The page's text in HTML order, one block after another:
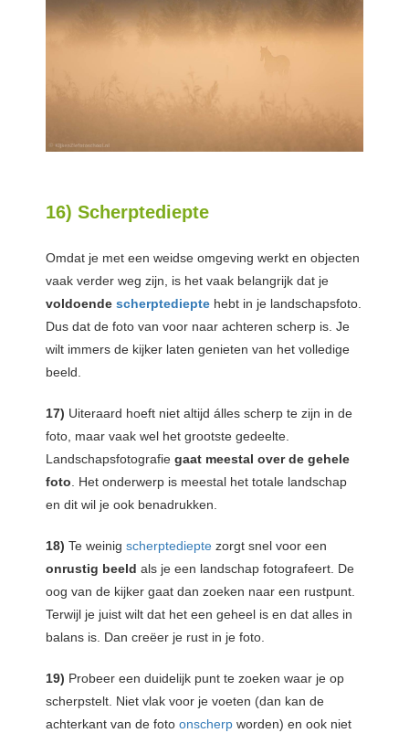
16) Scherptediepte
Omdat je met een weidse omgeving werkt en objecten
vaak verder weg zijn, is het vaak belangrijk dat je
voldoende scherptediepte hebt in je landschapsfoto.
Dus dat de foto van voor naar achteren scherp is. Je
wilt immers de kijker laten genieten van het volledige
beeld.
17) Uiteraard hoeft niet altijd álles scherp te zijn in de
foto, maar vaak wel het grootste gedeelte.
Landschapsfotografie gaat meestal over de gehele
foto . Het onderwerp is meestal het totale landschap
en dit wil je ook benadrukken.
18) Te weinig scherptediepte zorgt snel voor een
onrustig beeld als je een landschap fotografeert. De
oog van de kijker gaat dan zoeken naar een rustpunt.
Terwijl je juist wilt dat het een geheel is en dat alles in
balans is. Dan creëer je rust in je foto.
19) Probeer een duidelijk punt te zoeken waar je op
scherpstelt. Niet vlak voor je voeten (dan kan de
achterkant van de foto onscherp worden) en ook niet